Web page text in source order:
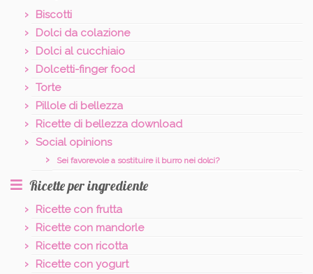
Biscotti
Dolci da colazione
Dolci al cucchiaio
Dolcetti-finger food
Torte
Pillole di bellezza
Ricette di bellezza download
Social opinions
Sei favorevole a sostituire il burro nei dolci?
Ricette per ingrediente
Ricette con frutta
Ricette con mandorle
Ricette con ricotta
Ricette con yogurt